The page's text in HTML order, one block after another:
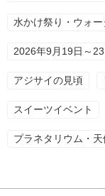
水かけ祭り・ウォー
2026年9月19日～
アジサイの見頃
スイーツイベント
プラネタリウム・天